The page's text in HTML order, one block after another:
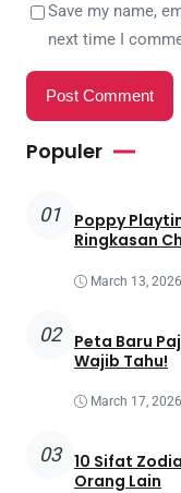
Save my name,
next time I
Populer
01
Poppy
Ringkasan
March 13, 2026
02
Peta Baru
Wajib Tahu!
March 17, 2026
03 10 Sifat
Orang Lain